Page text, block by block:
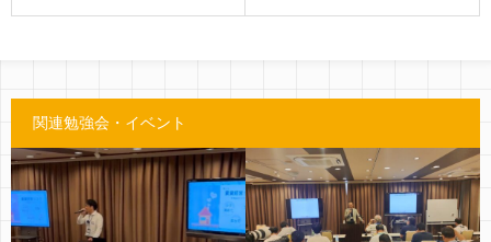
関連勉強会・イベント